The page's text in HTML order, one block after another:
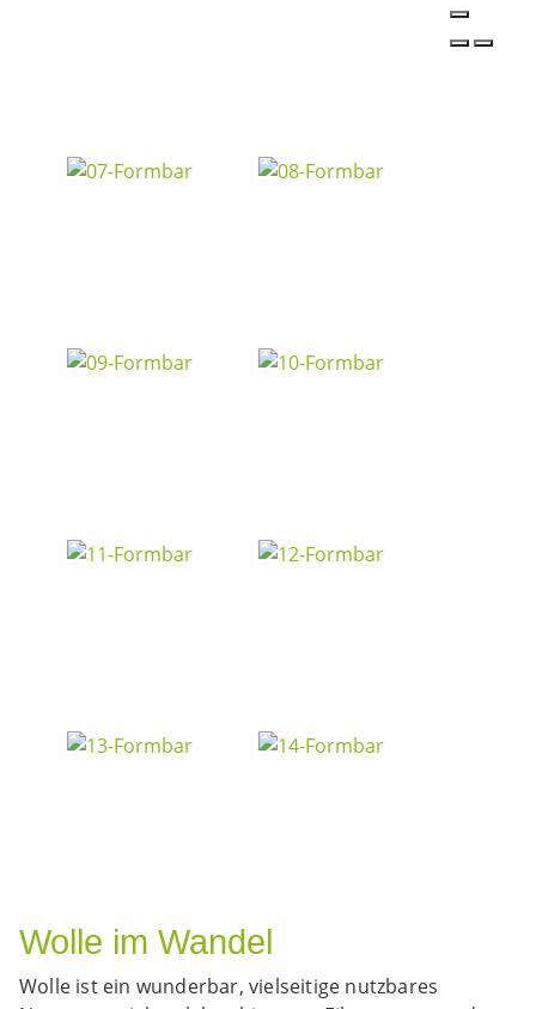
Wolle im Wandel
Wolle ist ein wunderbar, vielseitige nutzbares